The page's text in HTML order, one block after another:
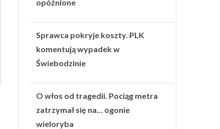
opóźnione
Sprawca pokryje koszty. PLK
komentują wypadek w
Świebodzinie
O włos od tragedii. Pociąg metra
zatrzymał się na… ogonie
wieloryba